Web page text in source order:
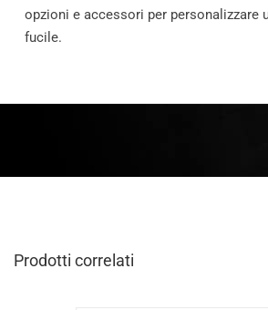
opzioni e accessori per personalizzare
fucile.
Prodotti correlati